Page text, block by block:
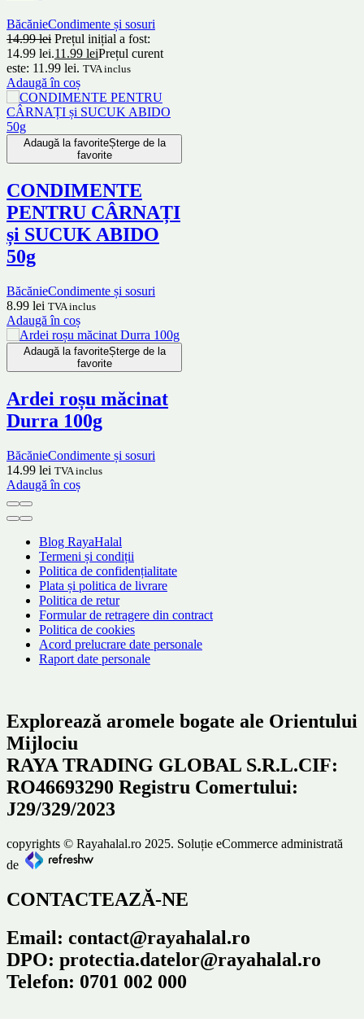
BăcănieCondimente și sosuri
14.99lei Prețul inițial a fost:
14.99 lei.11.99 leiPrețul curent
este: 11.99 lei. TVA inclus
Adaugă în coș
Adaugă la favoriteȘterge de la
favorite
CONDIMENTE
PENTRU CÂRNAȚI
și SUCUK ABIDO
50g
BăcănieCondimente și sosuri
8.99 lei TVA inclus
Adaugă în coș
Adaugă la favoriteȘterge de la
favorite
Ardei roșu măcinat
Durra 100g
BăcănieCondimente și sosuri
14.99 lei TVA inclus
Adaugă în coș
Blog RayaHalal
Termeni și condiții
Politica de confidențialitate
Plata și politica de livrare
Politica de retur
Formular de retragere din contract
Politica de cookies
Acord prelucrare date personale
Raport date personale
Explorează aromele bogate ale Orientului
Mijlociu
RAYA TRADING GLOBAL S.R.L.CIF:
RO46693290 Registru Comertului:
J29/329/2023
copyrights © Rayahalal.ro 2025. Soluție eCommerce administrată
de
CONTACTEAZĂ-NE
Email: contact@rayahalal.ro
DPO: protectia.datelor@rayahalal.ro
Telefon: 0701 002 000